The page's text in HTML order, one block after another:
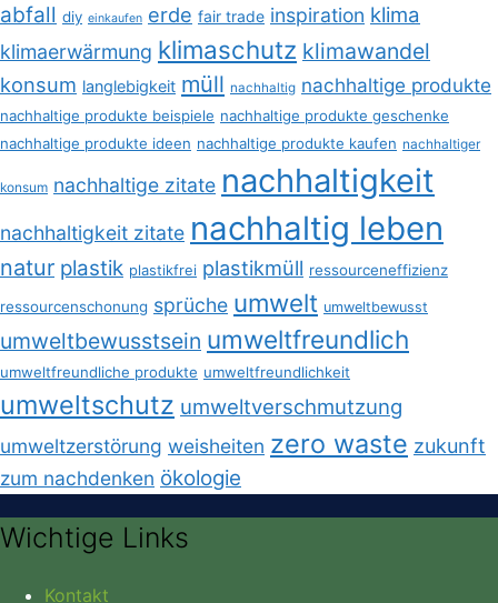
abfall diy einkaufen erde fair trade inspiration klima
klimaerwärmung klimaschutz klimawandel
konsum langlebigkeit müll nachhaltig nachhaltige produkte
nachhaltige produkte beispiele nachhaltige produkte geschenke
nachhaltige produkte ideen nachhaltige produkte kaufen nachhaltiger
konsum nachhaltige zitate nachhaltigkeit
nachhaltigkeit zitate nachhaltig leben
natur plastik plastikfrei plastikmüll ressourceneffizienz
ressourcenschonung sprüche umwelt umweltbewusst
umweltbewusstsein umweltfreundlich
umweltfreundliche produkte umweltfreundlichkeit
umweltschutz umweltverschmutzung
umweltzerstörung weisheiten zero waste zukunft
zum nachdenken ökologie
Wichtige Links
Kontakt